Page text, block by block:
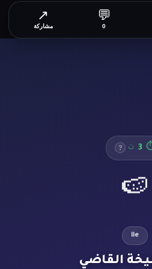
4 ث ?
🍉
lie
القاضي
💬
0
↗
مشاركة